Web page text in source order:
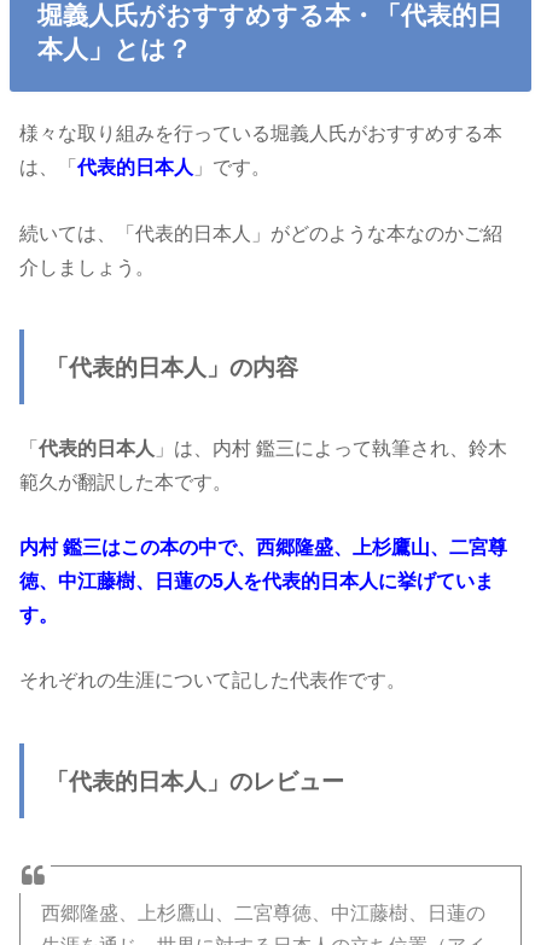
堀義人氏がおすすめする本・「代表的日
本人」とは？
様々な取り組みを行っている堀義人氏がおすすめする本
は、「代表的日本人 」です。
続いては、「代表的日本人」がどのような本なのかご紹
介しましょう。
「代表的日本人」の内容
「代表的日本人 」は、内村 鑑三によって執筆され、鈴木
範久が翻訳した本です。
内村 鑑三はこの本の中で、西郷隆盛、上杉鷹山、二宮尊
徳、中江藤樹、日蓮の5人を代表的日本人に挙げていま
す。
それぞれの生涯について記した代表作です。
「代表的日本人」のレビュー
西郷隆盛、上杉鷹山、二宮尊徳、中江藤樹、日蓮の